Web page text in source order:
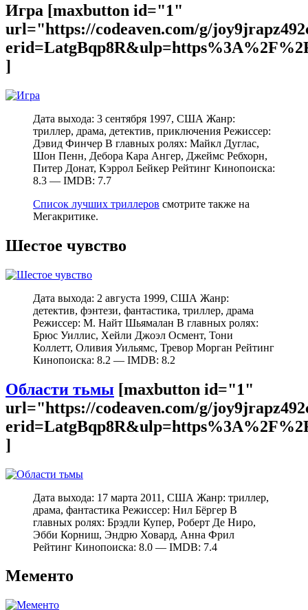
Игра [maxbutton id="1"
url="https://codeaven.com/g/
]
Дата выхода: 3 сентября 1997, США Жанр:
триллер, драма, детектив, приключения Режиссер:
Дэвид Финчер В главных ролях: Майкл Дуглас,
Шон Пенн, Дебора Кара Ангер, Джеймс Ребхорн,
Питер Донат, Кэррол Бейкер Рейтинг Кинопоиска:
8.3 — IMDB: 7.7
Список лучших триллеров смотрите также на
Мегакритике.
Шестое чувство
Дата выхода: 2 августа 1999, США Жанр:
детектив, фэнтези, фантастика, триллер, драма
Режиссер: М. Найт Шьямалан В главных ролях:
Брюс Уиллис, Хейли Джоэл Осмент, Тони
Коллетт, Оливия Уильямс, Тревор Морган Рейтинг
Кинопоиска: 8.2 — IMDB: 8.2
Области тьмы [maxbutton id="1"
url="https://codeaven.com/g/
]
Дата выхода: 17 марта 2011, США Жанр: триллер,
драма, фантастика Режиссер: Нил Бёргер В
главных ролях: Брэдли Купер, Роберт Де Ниро,
Эбби Корниш, Эндрю Ховард, Анна Фрил
Рейтинг Кинопоиска: 8.0 — IMDB: 7.4
Мементо